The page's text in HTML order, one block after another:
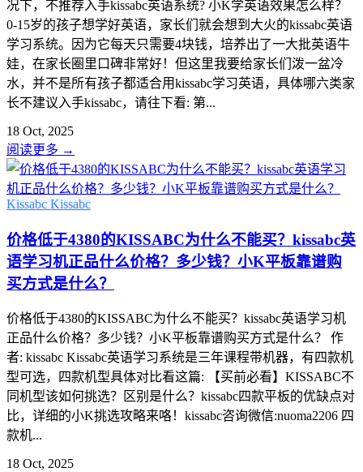
况下，不推荐入手kissabc英语系统? 小K学英语效果怎么样？
0-15岁的孩子想学好英语，家长们就会想到大火的kissabc英语
学习系统。因为它每天只需要4块钱，培养出了一大批英语牛
娃，在家长圈里口碑非常好！但这里我要给家长们泼一盆冷
水，并不是所有孩子都适合用kissabc学习英语，具体哪六类家
长不建议入手kissabc，请往下看: 第...
18 Oct, 2025
阅读更多 →
Kissabc Kissabc
价格低于4380的KISSABC为什么不能买？kissabc英
语学习机正品什么价格？多少钱？小K平板靠谱购
买方式是什么？
价格低于4380的KISSABC为什么不能买？kissabc英语学习机
正品什么价格？多少钱？小K平板靠谱购买方式是什么？ 作
者: kissabc Kissabc英语学习系统是三年课程带机器，有四款机
型可选，四款机型具体对比看这篇: 【买前必看】KISSABC不
同机型该如何挑选？区别是什么？kissabc四款平板的优缺点对
比，详细的小K挑选攻略来咯！kissabc咨询微信:nuoma2206 四
款机...
18 Oct, 2025